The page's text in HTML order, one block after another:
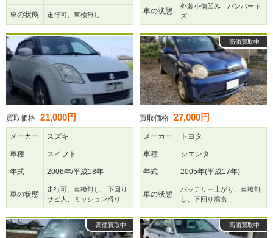
車の状態 走行可、車検無し 車の状態
外装小傷凹み バンパーキ
ズ
買取価格 21,000円
メーカー スズキ
車種 スイフト
年式 2006年/平成18年
車の状態
走行可、車検無し、下回り
サビ大、ミッション滑り
高価買取中
買取価格 27,000円
メーカー トヨタ
車種 シエンタ
年式 2005年(平成17年)
車の状態
バッテリー上がり、車検無
し、下回り腐食
高価買取中 高価買取中